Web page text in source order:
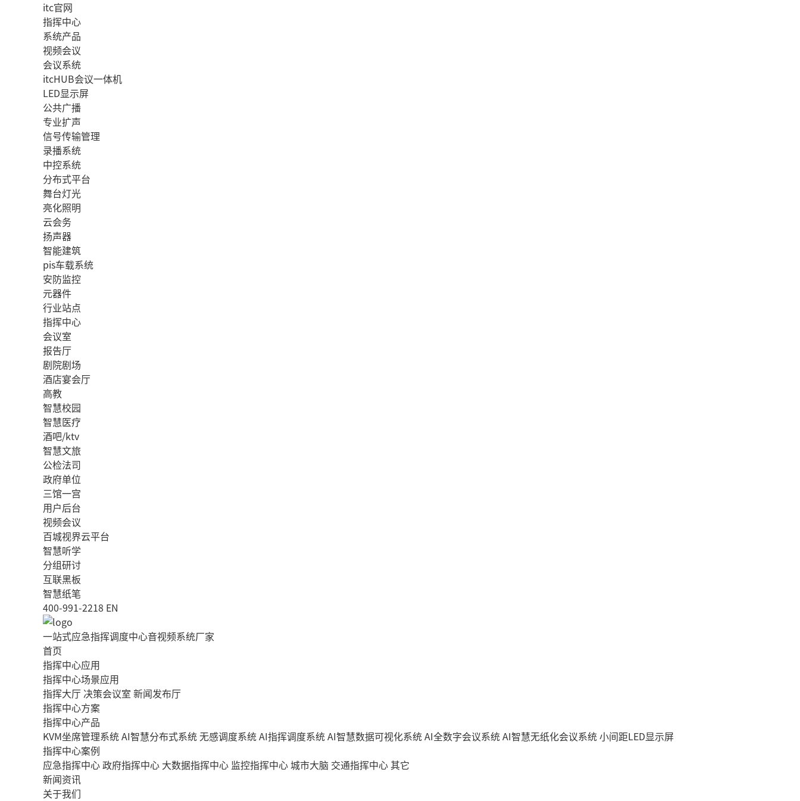
itc官网
指挥中心
系统产品
视频会议
会议系统
itcHUB会议一体机
LED显示屏
公共广播
专业扩声
信号传输管理
录播系统
中控系统
分布式平台
舞台灯光
亮化照明
云会务
扬声器
智能建筑
pis车载系统
安防监控
元器件
行业站点
指挥中心
会议室
报告厅
剧院剧场
酒店宴会厅
高教
智慧校园
智慧医疗
酒吧/ktv
智慧文旅
公检法司
政府单位
三馆一宫
用户后台
视频会议
百城视界云平台
智慧听学
分组研讨
互联黑板
智慧纸笔
400-991-2218 EN
一站式应急指挥调度中心音视频系统厂家
首页
指挥中心应用
指挥中心场景应用
指挥大厅 决策会议室 新闻发布厅
指挥中心方案
指挥中心产品
KVM坐席管理系统AI智慧分布式系统无感调度系统AI指挥调度系统AI智慧数据可视化系统AI全数字会议系统AI智慧无纸化会议系统小间距LED显示屏
指挥中心案例
应急指挥中心政府指挥中心 大数据指挥中心 监控指挥中心城市大脑 交通指挥中心其它
新闻资讯
关于我们